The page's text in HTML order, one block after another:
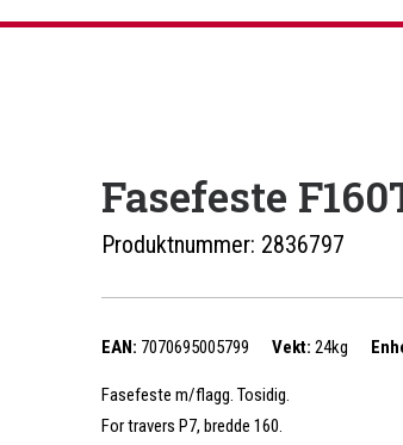
Fasefeste
Produktnummer: 2836797
EAN: 7070695005799 Vekt: 24kg
Fasefeste m/flagg. Tosidig.
For travers P7, bredde 160.